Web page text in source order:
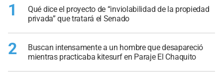
1
Qué dice el proyecto de “inviolabilidad de la propiedad
privada” que tratará el Senado
2
Buscan intensamente a un hombre que desapareció
mientras practicaba kitesurf en Paraje El Chaquito